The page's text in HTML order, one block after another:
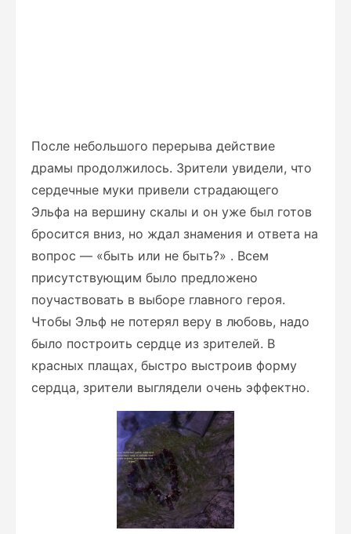
После небольшого перерыва действие
драмы продолжилось. Зрители увидели, что
сердечные муки привели страдающего
Эльфа на вершину скалы и он уже был готов
бросится вниз, но ждал знамения и ответа на
вопрос — «быть или не быть?» . Всем
присутствующим было предложено
поучаствовать в выборе главного героя.
Чтобы Эльф не потерял веру в любовь, надо
было построить сердце из зрителей. В
красных плащах, быстро выстроив форму
сердца, зрители выглядели очень эффектно.